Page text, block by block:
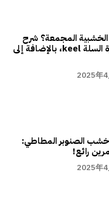
المجمعة؟ شرح
لوحة مهندس كرة السلة keel، بالإضافة إلى
2025年
الصنوبر المطاطي:
رائع!
2025年